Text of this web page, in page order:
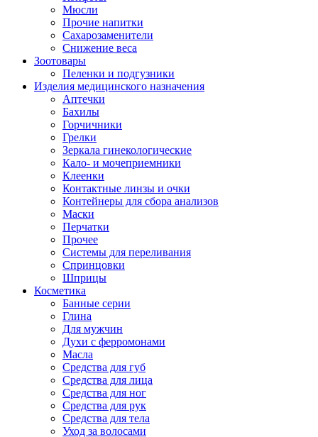
Мюсли
Прочие напитки
Сахарозаменители
Снижение веса
Зоотовары
Пеленки и подгузники
Изделия медицинского назначения
Аптечки
Бахилы
Горчичники
Грелки
Зеркала гинекологические
Кало- и мочеприемники
Клеенки
Контактные линзы и очки
Контейнеры для сбора анализов
Маски
Перчатки
Прочее
Системы для переливания
Спринцовки
Шприцы
Косметика
Банные серии
Глина
Для мужчин
Духи с ферромонами
Масла
Средства для губ
Средства для лица
Средства для ног
Средства для рук
Средства для тела
Уход за волосами